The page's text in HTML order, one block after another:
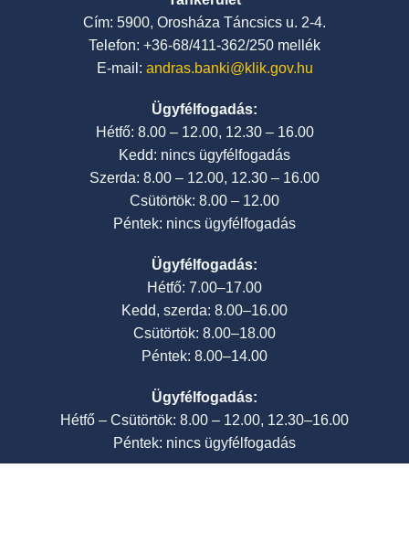
Cím: 5900, Orosháza Táncsics u. 2-4.
Telefon: +36-68/411-362/250 mellék
E-mail: andras.banki@klik.gov.hu
Ügyfélfogadás:
Hétfő: 8.00 – 12.00, 12.30 – 16.00
Kedd: nincs ügyfélfogadás
Szerda: 8.00 – 12.00, 12.30 – 16.00
Csütörtök: 8.00 – 12.00
Péntek: nincs ügyfélfogadás
Ügyfélfogadás:
Hétfő: 7.00–17.00
Kedd, szerda: 8.00–16.00
Csütörtök: 8.00–18.00
Péntek: 8.00–14.00
Ügyfélfogadás:
Hétfő – Csütörtök: 8.00 – 12.00, 12.30–16.00
Péntek: nincs ügyfélfogadás